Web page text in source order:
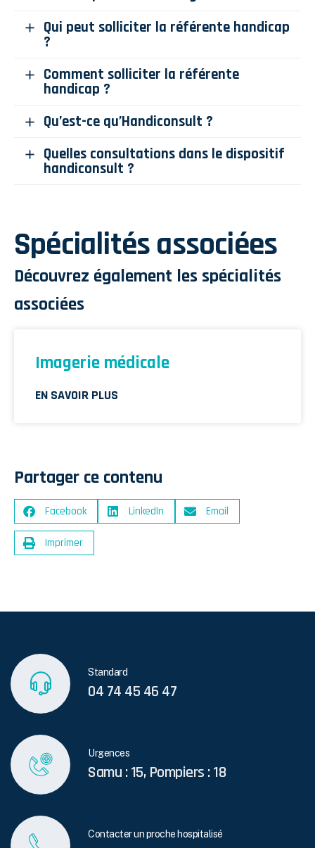
Qui peut solliciter la référente handicap
?
Comment solliciter la référente
handicap ?
Qu’est-ce qu’Handiconsult ?
Quelles consultations dans le dispositif
handiconsult ?
Spécialités associées
Découvrez également les spécialités
associées
Imagerie médicale
EN SAVOIR PLUS
Partager ce contenu
Facebook LinkedIn Email
Imprimer
Standard
04 74 45 46 47
Urgences
Samu : 15, Pompiers : 18
Contacter un proche hospitalisé